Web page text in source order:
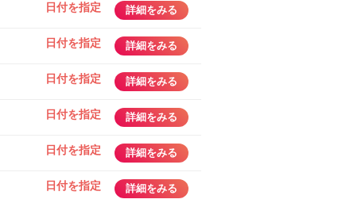
日付を指定 詳細をみる
日付を指定 詳細をみる
日付を指定 詳細をみる
日付を指定 詳細をみる
日付を指定 詳細をみる
日付を指定 詳細をみる